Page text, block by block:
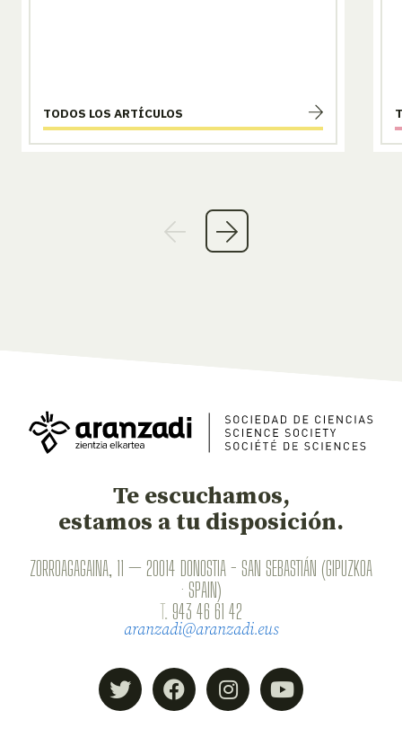
TODOS LOS ARTÍCULOS
Te escuchamos,
estamos a tu disposición.
ZORROAGAGAINA, 11 — 20014 DONOSTIA - SAN SEBASTIÁN (GIPUZKOA
· SPAIN)
T. 943 46 61 42
aranzadi@aranzadi.eus